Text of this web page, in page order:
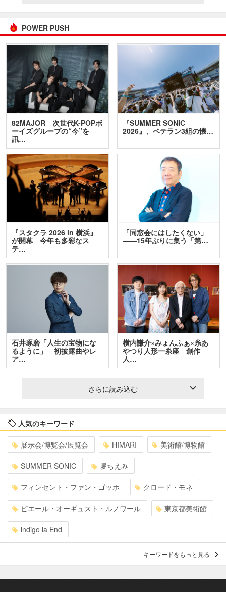
POWER PUSH
82MAJOR 次世代K-POPボ
ーイズグループの“今”を
訊…
『SUMMER SONIC
2026』、ベテラン3組の懐…
『スタクラ 2026 in 横浜』
が開幕 今年も多彩なス
テ…
「同窓会にはしたくない」
――15年ぶりに集う「第…
石井琢磨「人生の宝物にな
るように」 初披露曲やレ
ア…
横内謙介×みょんふぁ×糸あ
やつり人形一糸座 創作
人…
さらに読み込む
人気のキーワード
展示会/博覧会/展覧会 HIMARI 美術館/博物館
SUMMER SONIC 堀ちえみ
フィンセント・ファン・ゴッホ クロード・モネ
ピエール・オーギュスト・ルノワール 東京都美術館
indigo la End
キーワードをもっと見る